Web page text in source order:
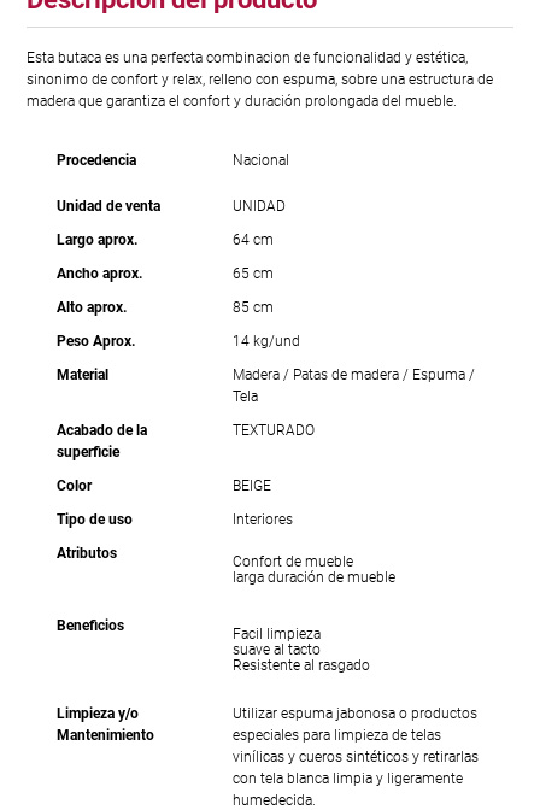
Esta butaca es una perfecta combinacion de funcionalidad y estética,
sinonimo de confort y relax, relleno con espuma, sobre una estructura de
madera que garantiza el confort y duración prolongada del mueble.
Procedencia Nacional
Unidad de venta
UNIDAD
Largo aprox.
64 cm
Ancho aprox.
65 cm
Alto aprox.
85 cm
Peso Aprox.
14 kg/und
Material
Madera / Patas de madera / Espuma /
Tela
Acabado de la
superficie
TEXTURADO
Color
BEIGE
Tipo de uso
Interiores
Atributos
Confort de mueble
larga duración de mueble
Beneficios
Facil limpieza
suave al tacto
Resistente al rasgado
Limpieza y/o
Mantenimiento
Utilizar espuma jabonosa o productos
especiales para limpieza de telas
vinílicas y cueros sintéticos y retirarlas
con tela blanca limpia y ligeramente
humedecida.